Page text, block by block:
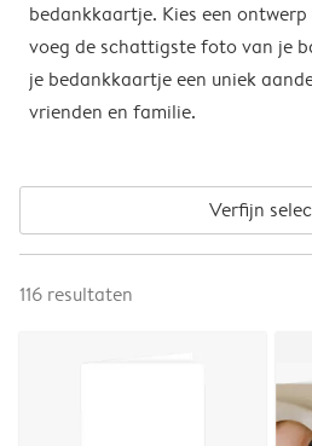
bedankkaartje. Kies een
voeg de schattigste foto van je
je bedankkaartje een uniek
vrienden en familie.
Verfijn
116 resultaten